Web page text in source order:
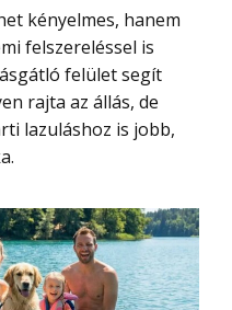
felszereléssel is
felület segít
rajta az állás, de
lazuláshoz is jobb,